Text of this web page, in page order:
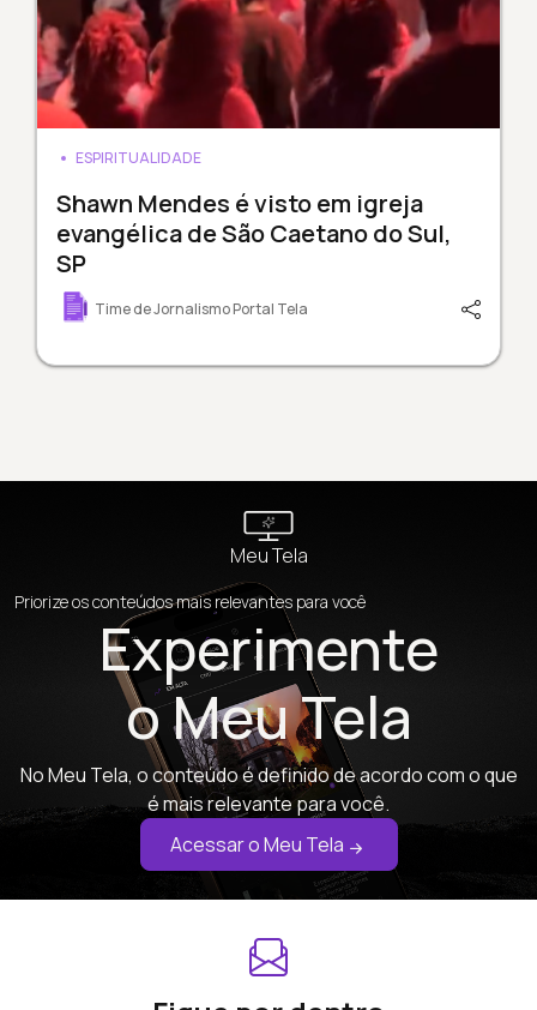
ESPIRITUALIDADE
Shawn Mendes é visto em igreja
evangélica de São Caetano do Sul,
SP
Time de Jornalismo Portal Tela
Meu Tela
Priorize os conteúdos mais relevantes para você
Experimente
o Meu Tela
No Meu Tela, o conteúdo é definido de acordo com o que
é mais relevante para você.
Acessar o Meu Tela